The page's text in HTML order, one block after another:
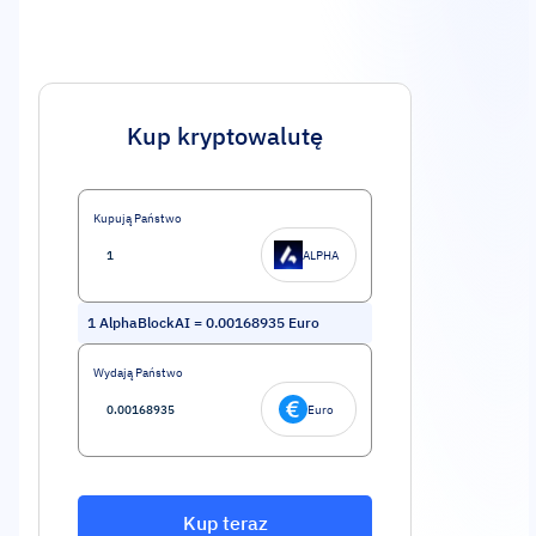
Kup kryptowalutę
Kupują Państwo
ALPHA
1 AlphaBlockAI = 0.00168935 Euro
Wydają Państwo
Euro
Kup teraz